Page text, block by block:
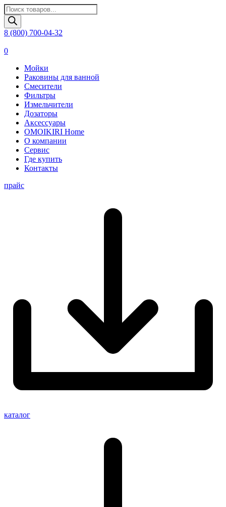
Поиск
товаров
8 (800) 700-04-32
0
Мойки
Раковины для ванной
Смесители
Фильтры
Измельчители
Дозаторы
Аксессуары
OMOIKIRI Home
О компании
Сервис
Где купить
Контакты
прайс
каталог